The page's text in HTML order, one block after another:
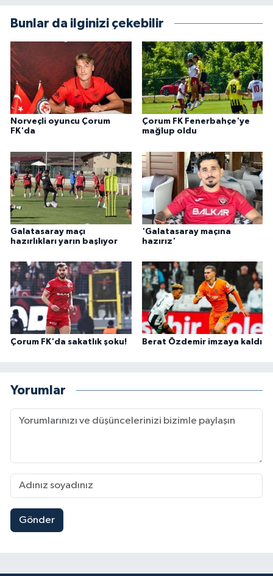
Bunlar da ilginizi çekebilir
Norveçli oyuncu Çorum
FK'da
Çorum FK Fenerbahçe'ye
mağlup oldu
Galatasaray maçı
hazırlıkları yarın başlıyor
'Galatasaray maçına
hazırız'
Çorum FK'da sakatlık şoku! Berat Özdemir imzaya kaldı
Yorumlar
Gönder